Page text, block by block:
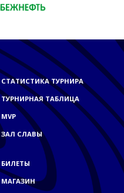
СТАТИСТИКА ТУРНИРА
ТУРНИРНАЯ ТАБЛИЦА
MVP
ЗАЛ СЛАВЫ
БИЛЕТЫ
МАГАЗИН